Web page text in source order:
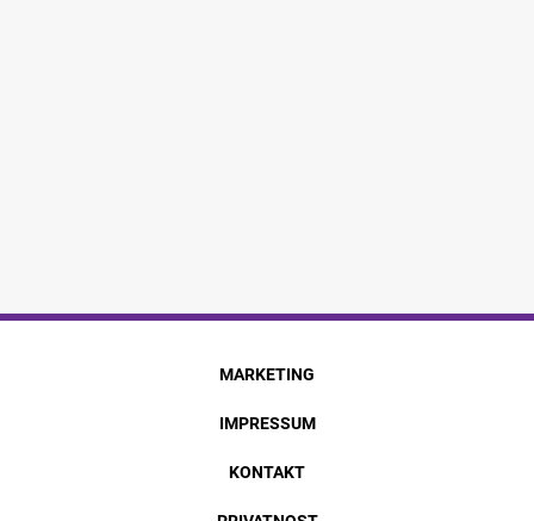
MARKETING
IMPRESSUM
KONTAKT